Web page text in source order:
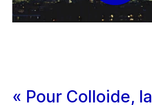
« Pour Colloide, la